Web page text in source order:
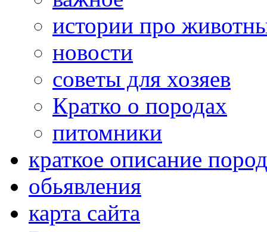
истории про
новости
советы для хозяев
Кратко о породах
питомники
краткое описание пород
обьявления
карта сайта